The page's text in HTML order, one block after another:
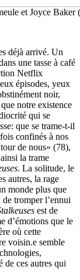
et Joyce Baker
déjà arrivé. Un
une tasse à café
Netflix
épisodes, yeux
noir,
notre existence
qui se
que se trame-t-il
confinés à nos
de nous» (78),
la trame
. La solitude, le
autres, la rage
monde plus que
tromper l’ennui
est de
d’émotions que le
où cette
voisin.e semble
de ces autres qui